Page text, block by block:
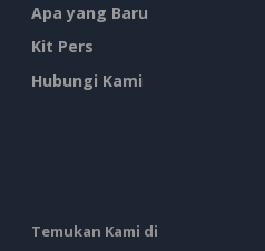
Apa yang Baru
Kit Pers
Hubungi Kami
Temukan Kami di